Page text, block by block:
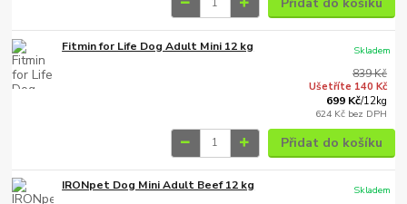
Fitmin for Life Dog Adult Mini 12 kg
839 Kč
Ušetříte 140 Kč
699 Kč/12kg
624 Kč bez DPH
Skladem
Přidat do košíku
IRONpet Dog Mini Adult Beef 12 kg
Skladem